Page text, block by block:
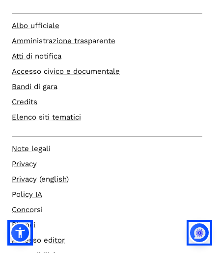
Albo ufficiale
Amministrazione trasparente
Atti di notifica
Accesso civico e documentale
Bandi di gara
Credits
Elenco siti tematici
Note legali
Privacy
Privacy (english)
Policy IA
Concorsi
Bilanci
Accesso editor
Accessibilità